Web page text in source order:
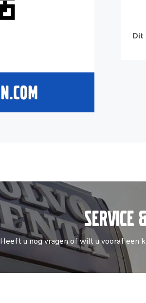
Dit
Service
Heeft u nog vragen of wilt u vooraf een